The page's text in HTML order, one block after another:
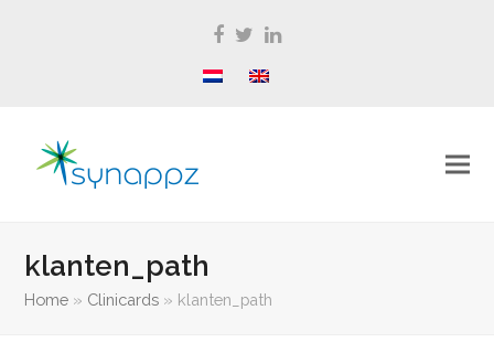
Facebook
TwitterLinkedIn
klanten_path
Home » Clinicards » klanten_path